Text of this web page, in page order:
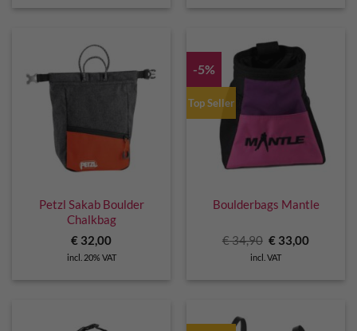
Petzl Sakab Boulder
Chalkbag
€ 32,00
incl. 20% VAT
-5%
Top Seller
Boulderbags Mantle
€34,90 Original
price
was:
€ 33,00Current
incl. VAT